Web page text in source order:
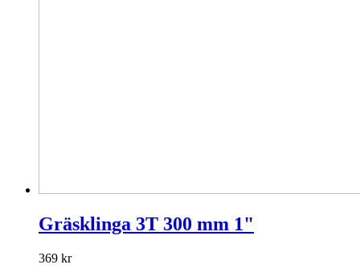
Gräsklinga 3T 300 mm 1"
369 kr